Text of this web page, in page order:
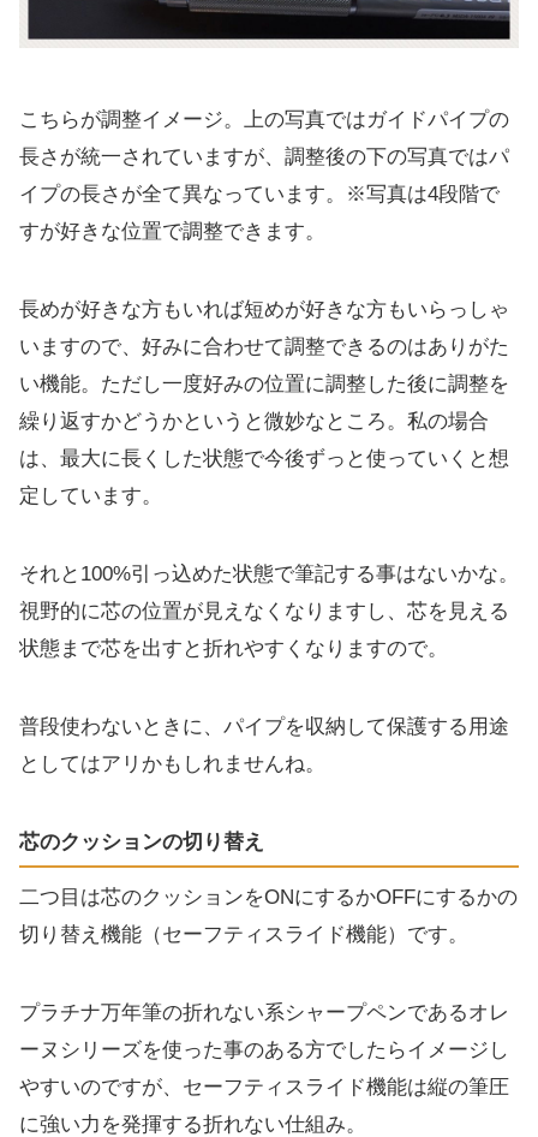
こちらが調整イメージ。上の写真ではガイドパイプの
長さが統一されていますが、調整後の下の写真ではパ
イプの長さが全て異なっています。※写真は4段階で
すが好きな位置で調整できます。
長めが好きな方もいれば短めが好きな方もいらっしゃ
いますので、好みに合わせて調整できるのはありがた
い機能。ただし一度好みの位置に調整した後に調整を
繰り返すかどうかというと微妙なところ。私の場合
は、最大に長くした状態で今後ずっと使っていくと想
定しています。
それと100%引っ込めた状態で筆記する事はないかな。
視野的に芯の位置が見えなくなりますし、芯を見える
状態まで芯を出すと折れやすくなりますので。
普段使わないときに、パイプを収納して保護する用途
としてはアリかもしれませんね。
芯のクッションの切り替え
二つ目は芯のクッションをONにするかOFFにするかの
切り替え機能（セーフティスライド機能）です。
プラチナ万年筆の折れない系シャープペンであるオレ
ーヌシリーズを使った事のある方でしたらイメージし
やすいのですが、セーフティスライド機能は縦の筆圧
に強い力を発揮する折れない仕組み。